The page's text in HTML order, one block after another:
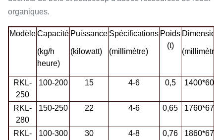
organiques.
ModèleCapacité
(kg/h
heure)
Puissance
(kilowatt)
Spécifications
(millimètre)
Poids
(t)
Dimension
(millimètre)
RKL-
250
100-200 15 4-6 0,5
RKL-
280
150-250 22 4-6 0,65
RKL-
100-300 30 4-8 0,76